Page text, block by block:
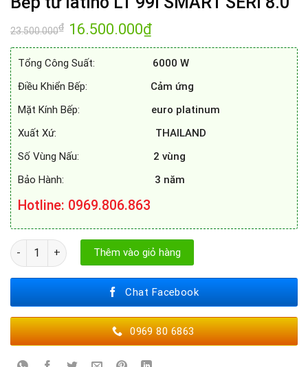
23.500.000₫ Giá
gốc
là:
23.500.000₫.
16.500.000₫Giá
tại
16.500.000₫.
Tổng Công Suất:
6000 W
Điều Khiển Bếp: Cảm ứng
Mặt Kính Bếp:
euro platinum
Xuất Xứ:
THAILAND
Số Vùng Nấu: 2 vùng
Bảo Hành: 3 năm
Hotline: 0969.806.863
Bếp từ latino LT 99I SMART SERI 8.0 số lượng
Thêm vào giỏ hàng
Chat Facebook
0969 80 6863